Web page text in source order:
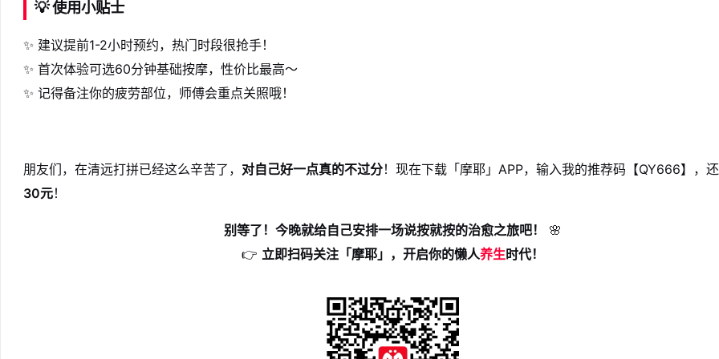
💡使用小贴士
✨ 建议提前1-2小时预约，热门时段很抢手！
✨ 首次体验可选60分钟基础按摩，性价比最高～
✨ 记得备注你的疲劳部位，师傅会重点关照哦！
朋友们，在清远打拼已经这么辛苦了， 对自己好一点真的不过分！现在下载「摩耶」APP，输入我的推荐码【QY666】，
30元！
别等了！今晚就给自己安排一场说按就按的治愈之旅吧！
🌸
👉立即扫码关注「摩耶」，开启你的懒人养生时代！